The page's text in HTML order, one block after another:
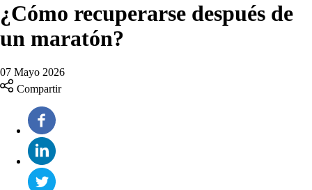
¿Cómo recuperarse después de
un maratón?
07 Mayo 2026
Compartir